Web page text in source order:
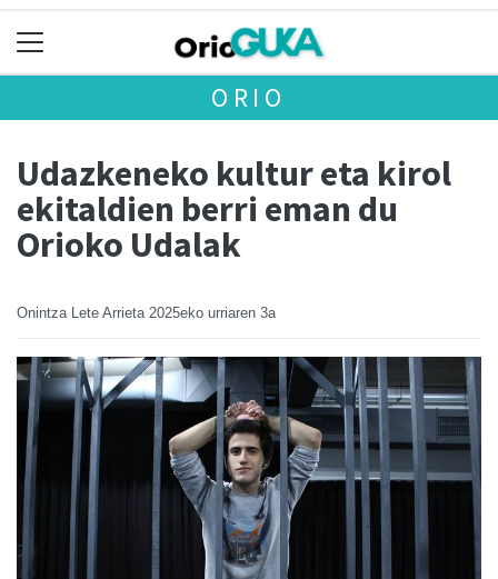
ORIO
Udazkeneko kultur eta kirol
ekitaldien berri eman du
Orioko Udalak
Onintza Lete Arrieta 2025eko urriaren 3a